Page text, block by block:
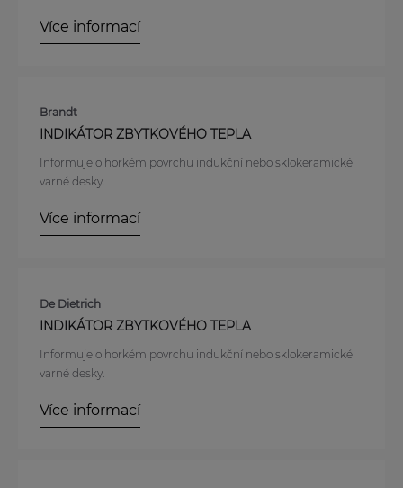
Více informací
Brandt
INDIKÁTOR ZBYTKOVÉHO TEPLA
Informuje o horkém povrchu indukční nebo sklokeramické
varné desky.
Více informací
De Dietrich
INDIKÁTOR ZBYTKOVÉHO TEPLA
Informuje o horkém povrchu indukční nebo sklokeramické
varné desky.
Více informací